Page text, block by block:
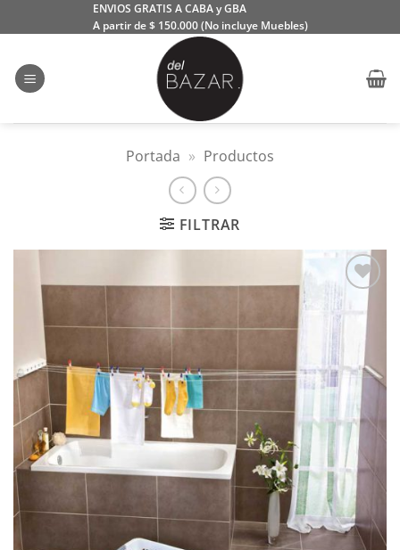
al
ENVIOS GRATIS A CABA y GBA
A partir de $ 150.000 (No incluye Muebles)
Portada » Productos
FILTRAR
Añadir
a la
lista
deseos